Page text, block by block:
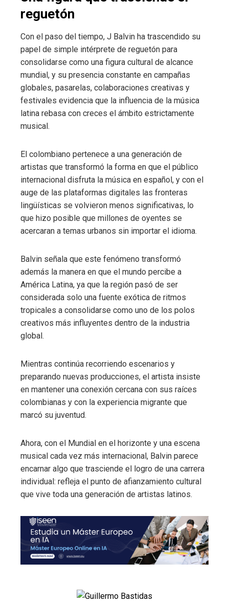
reguetón
Con el paso del tiempo, J Balvin ha trascendido su
papel de simple intérprete de reguetón para
consolidarse como una figura cultural de alcance
mundial, y su presencia constante en campañas
globales, pasarelas, colaboraciones creativas y
festivales evidencia que la influencia de la música
latina rebasa con creces el ámbito estrictamente
musical.
El colombiano pertenece a una generación de
artistas que transformó la forma en que el público
internacional disfruta la música en español, y con el
auge de las plataformas digitales las fronteras
lingüísticas se volvieron menos significativas, lo
que hizo posible que millones de oyentes se
acercaran a temas urbanos sin importar el idioma.
Balvin señala que este fenómeno transformó
además la manera en que el mundo percibe a
América Latina, ya que la región pasó de ser
considerada solo una fuente exótica de ritmos
tropicales a consolidarse como uno de los polos
creativos más influyentes dentro de la industria
global.
Mientras continúa recorriendo escenarios y
preparando nuevas producciones, el artista insiste
en mantener una conexión cercana con sus raíces
colombianas y con la experiencia migrante que
marcó su juventud.
Ahora, con el Mundial en el horizonte y una escena
musical cada vez más internacional, Balvin parece
encarnar algo que trasciende el logro de una carrera
individual: refleja el punto de afianzamiento cultural
que vive toda una generación de artistas latinos.